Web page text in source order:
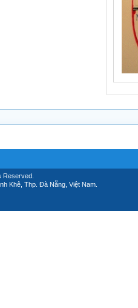
Reserved.
Khê, Thp. Đà Nẵng, Việt Nam.